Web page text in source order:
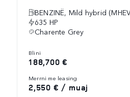
BENZINË, Mild hybrid
635 HP
Charente Grey
blini
188,700 €
merrni me leasing
2,550 € / muaj